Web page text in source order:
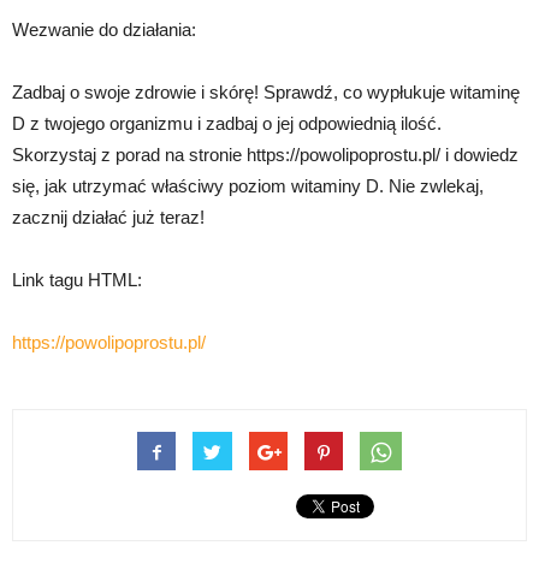
Wezwanie do działania:
Zadbaj o swoje zdrowie i skórę! Sprawdź, co wypłukuje witaminę
D z twojego organizmu i zadbaj o jej odpowiednią ilość.
Skorzystaj z porad na stronie https://powolipoprostu.pl/ i dowiedz
się, jak utrzymać właściwy poziom witaminy D. Nie zwlekaj,
zacznij działać już teraz!
Link tagu HTML:
https://powolipoprostu.pl/